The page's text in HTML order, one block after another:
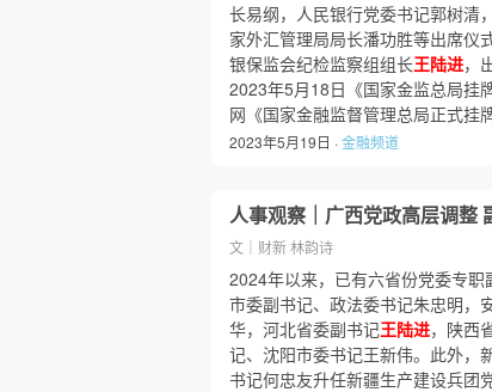
长易纲，人民银行党委书记郭树清
家外汇管理局局长潘功胜等出席仪
银保监会纪检监察组组长王陆进，
2023年5月18日《国家金监总局挂
网《国家金融监督管理总局正式
2023年5月19日 ·金融频道
人事观察｜广西党政高层调整
文｜财新 林韵诗
2024年以来，已有六省份党委专
市委副书记、政法委书记朱忠明，
华，河北省委副书记王陆进，陕西
记、沈阳市委书记王新伟。此外，
书记何忠友升任新疆生产建设兵